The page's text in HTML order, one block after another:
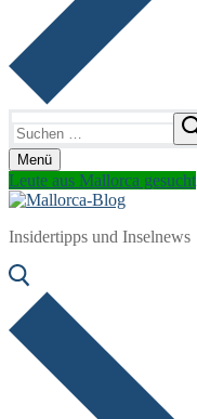
nach:
Menü
Leute aus Mallorca gesucht
Insidertipps und Inselnews